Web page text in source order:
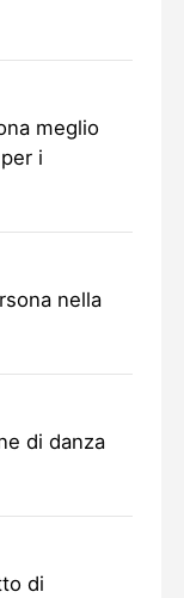
meglio
i
nella
di danza
di